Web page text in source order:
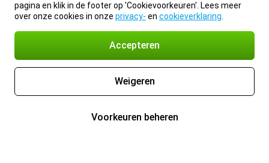
pagina en klik in de footer op 'Cookievoorkeuren'. Lees meer
over onze cookies in onze privacy- en cookieverklaring
Accepteren
Weigeren
Voorkeuren beheren